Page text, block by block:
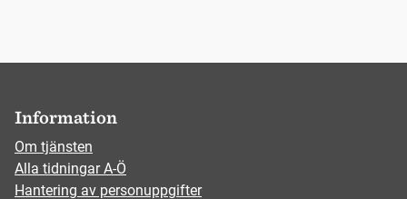
Information
Om tjänsten
Alla tidningar A-Ö
Hantering av personuppgifter